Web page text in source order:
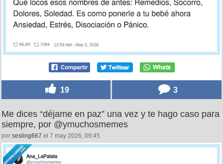
19 3
Me dices “déjame en paz” una vez y te hago caso para
siempre, por @ymuchosmemes
por sesling667 el 7 may 2026, 09:45